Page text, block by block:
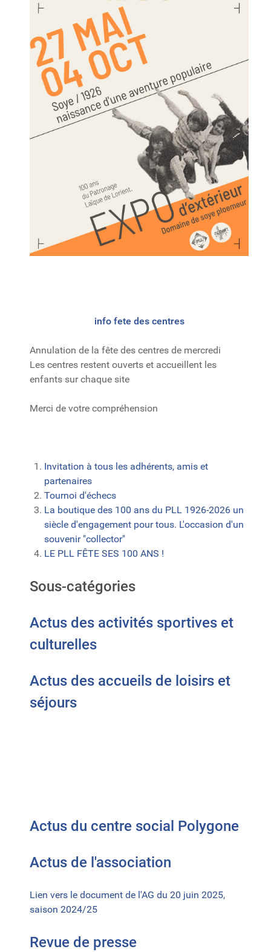
info fete des centres
Annulation de la fête des centres de mercredi
Les centres restent ouverts et accueillent les
enfants sur chaque site
Merci de votre compréhension
Invitation à tous les adhérents, amis et
partenaires
Tournoi d'échecs
La boutique des 100 ans du PLL 1926-2026 un
siècle d'engagement pour tous. L'occasion d'un
souvenir "collector"
LE PLL FÊTE SES 100 ANS !
Sous-catégories
Actus des activités sportives et
culturelles
Actus des accueils de loisirs et
séjours
Actus du centre social Polygone
Actus de l'association
Lien vers le document de l'AG du 20 juin 2025,
saison 2024/25
Revue de presse